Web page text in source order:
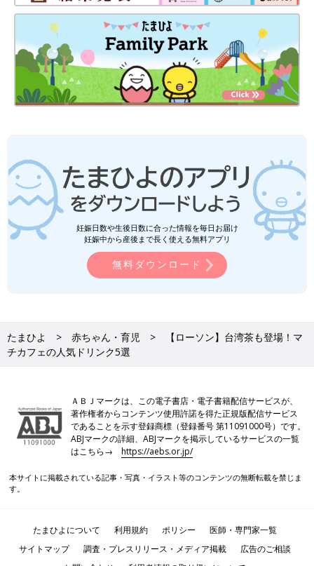
妊娠日数や生後日数に合った情報を毎日お届け
妊娠中から産後まで長く使える無料アプリ
無料ダウンロード
たまひよ 赤ちゃん・育児
【ローソン】台湾茶も登場！マ
チカフェの人気ドリンク5選
ＡＢＪマークは、この電子書店・電子書籍配信サービスが、
著作権者からコンテンツ使用許諾を得た正規版配信サービス
であることを示す登録商標（登録番号 第11091000号）です。
ABJマークの詳細、ABJマークを掲示しているサービスの一覧
はこちら→https://aebs.or.jp/
本サイトに掲載されている記事・写真・イラスト等のコンテンツの無断転載を禁じま
す。
たまひよについて 利用規約 ポリシー
医師・専門家一覧
サイトマップ
調査・プレスリリース・メディア掲載
広告のご相談